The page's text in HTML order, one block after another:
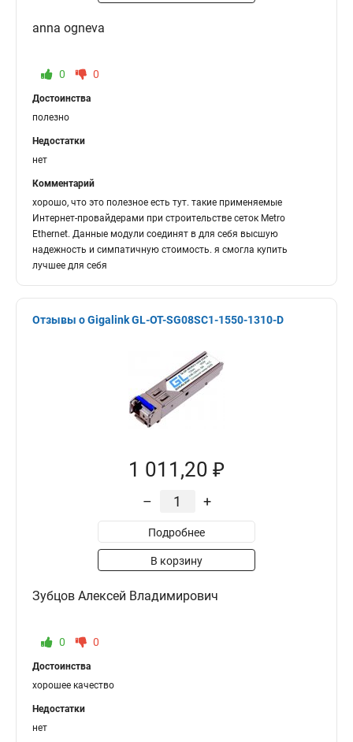
anna ogneva
0 0
Достоинства
полезно
Недостатки
нет
Комментарий
хорошо, что это полезное есть тут. такие применяемые
Интернет-провайдерами при строительстве сеток Metro
Ethernet. Данные модули соединят в для себя высшую
надежность и симпатичную стоимость. я смогла купить
лучшее для себя
Отзывы о Gigalink GL-OT-SG08SC1-1550-1310-D
1 011,20 ₽
– +
Подробнее
В корзину
Зубцов Алексей Владимирович
0 0
Достоинства
хорошее качество
Недостатки
нет